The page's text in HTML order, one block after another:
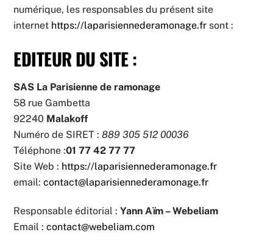
numérique, les responsables du présent site
internet https://laparisiennederamonage.fr sont :
EDITEUR DU SITE :
SAS La Parisienne de ramonage
58 rue Gambetta
92240 Malakoff
Numéro de SIRET :889 305 512 00036
Téléphone :01 77 42 77 77
Site Web : https://laparisiennederamonage.fr
email:contact@laparisiennederamonage.fr
Responsable éditorial :Yann Aïm – Webeliam
Email :contact@webeliam.com